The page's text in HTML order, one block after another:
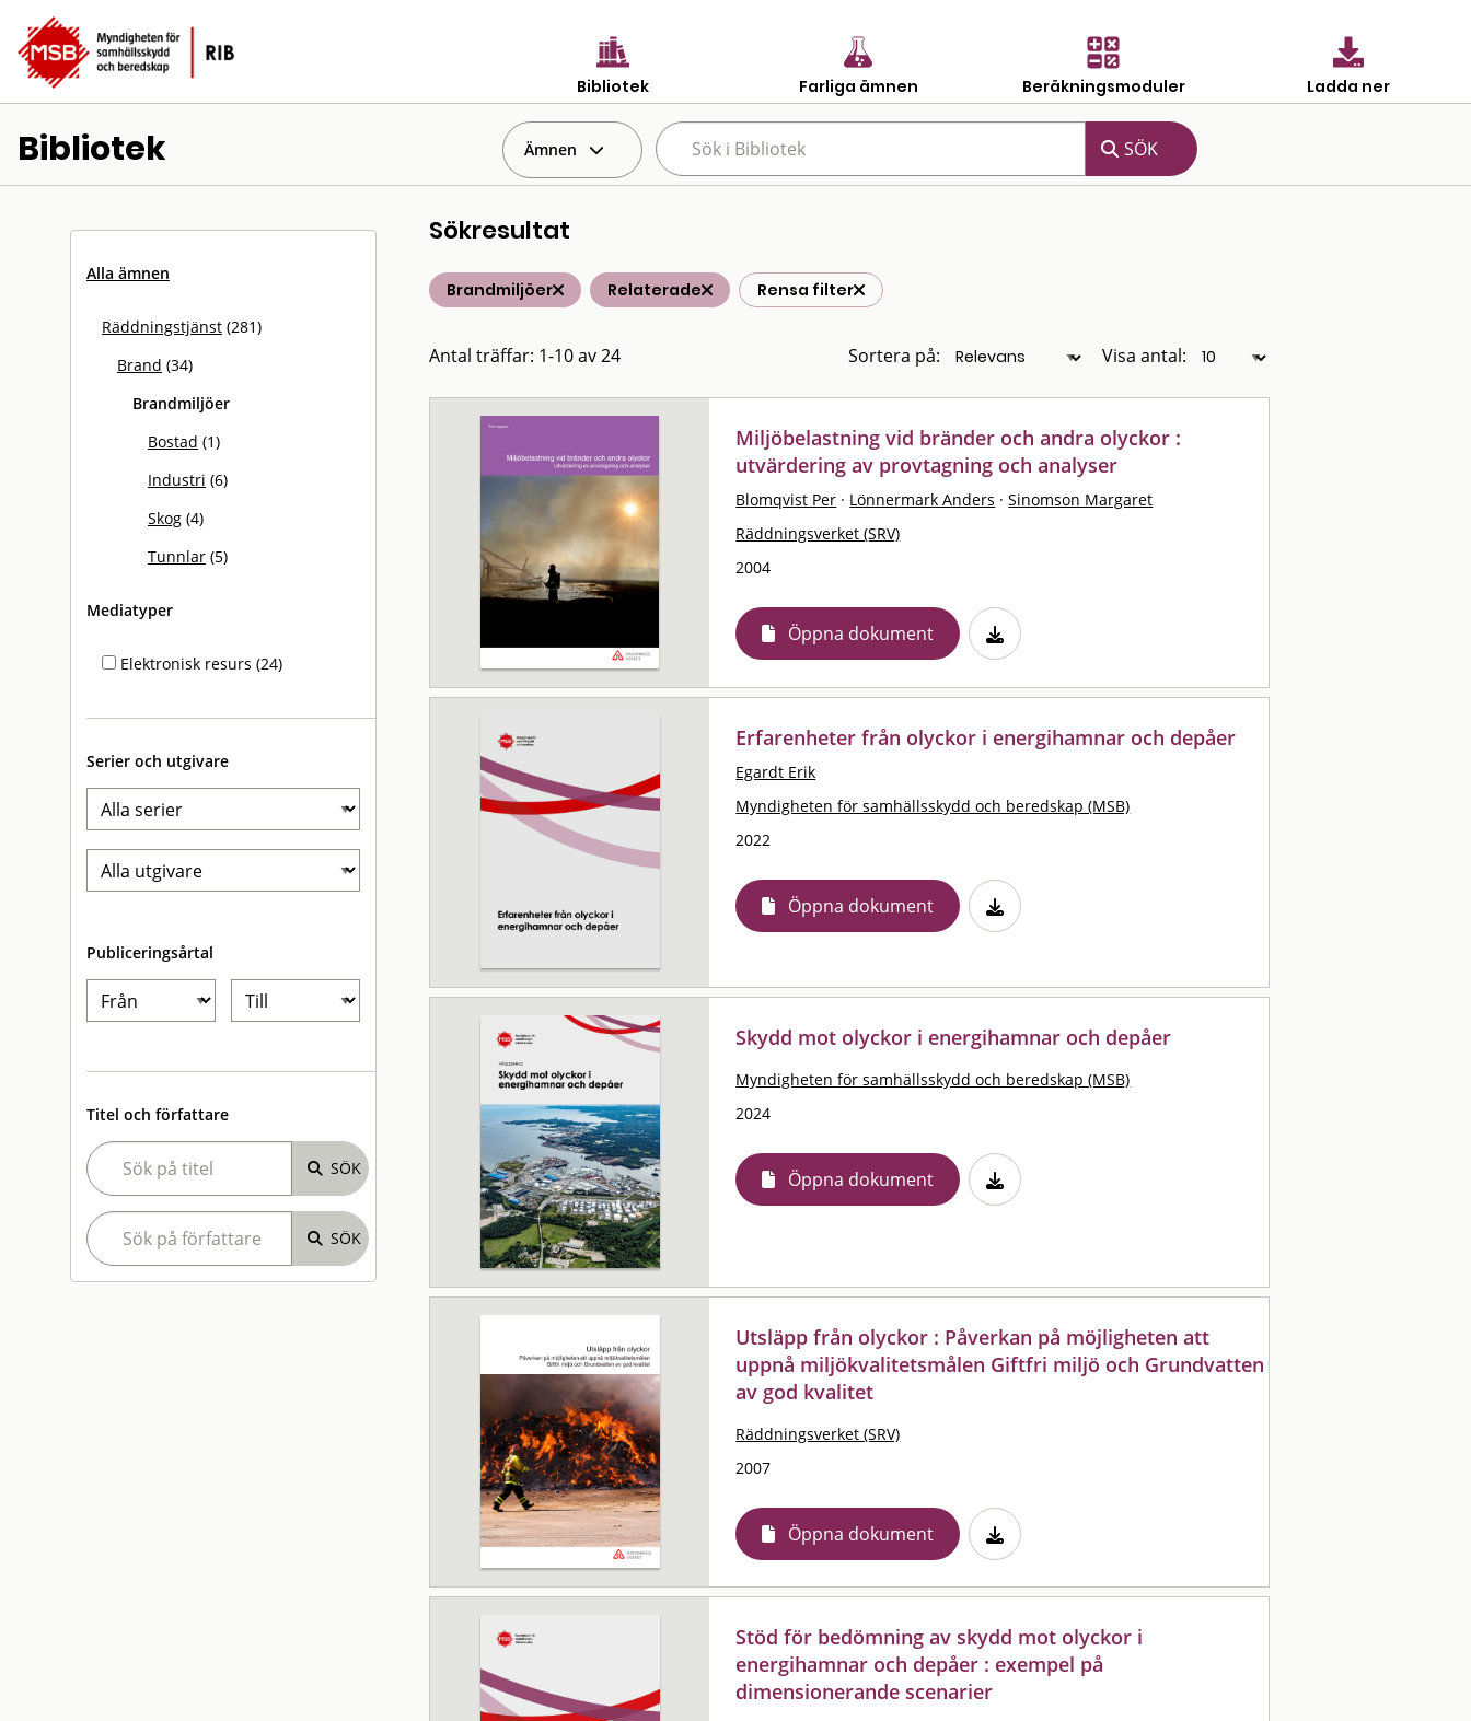
Bibliotek Farliga ämnen Beräkningsmoduler Ladda ner
Bibliotek Ämnen
Alla ämnen
Räddningstjänst (281)
Brand (34)
Brandmiljöer
Bostad (1)
Industri (6)
Skog (4)
Tunnlar (5)
Mediatyper
Elektronisk resurs (24)
Serier och utgivare
Publiceringsårtal
Titel och författare
Sökresultat
Brandmiljöer Relaterade Rensa filter
Antal träffar: 1-10 av 24 Sortera på: Visa antal:
Miljöbelastning vid bränder och andra olyckor :
utvärdering av provtagning och analyser
Blomqvist Per · Lönnermark Anders · Sinomson Margaret
Räddningsverket (SRV)
2004
Öppna dokument
Erfarenheter från olyckor i energihamnar och depåer
Egardt Erik
Myndigheten för samhällsskydd och beredskap (MSB)
2022
Öppna dokument
Skydd mot olyckor i energihamnar och depåer
Myndigheten för samhällsskydd och beredskap (MSB)
2024
Öppna dokument
Utsläpp från olyckor : Påverkan på möjligheten att
uppnå miljökvalitetsmålen Giftfri miljö och Grundvatten
av god kvalitet
Räddningsverket (SRV)
2007
Öppna dokument
Stöd för bedömning av skydd mot olyckor i
energihamnar och depåer : exempel på
dimensionerande scenarier